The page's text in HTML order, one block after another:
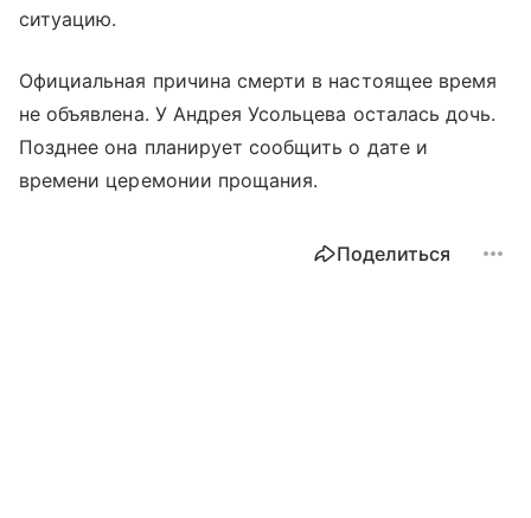
ситуацию.
Официальная причина смерти в настоящее время
не объявлена. У Андрея Усольцева осталась дочь.
Позднее она планирует сообщить о дате и
времени церемонии прощания.
Поделиться